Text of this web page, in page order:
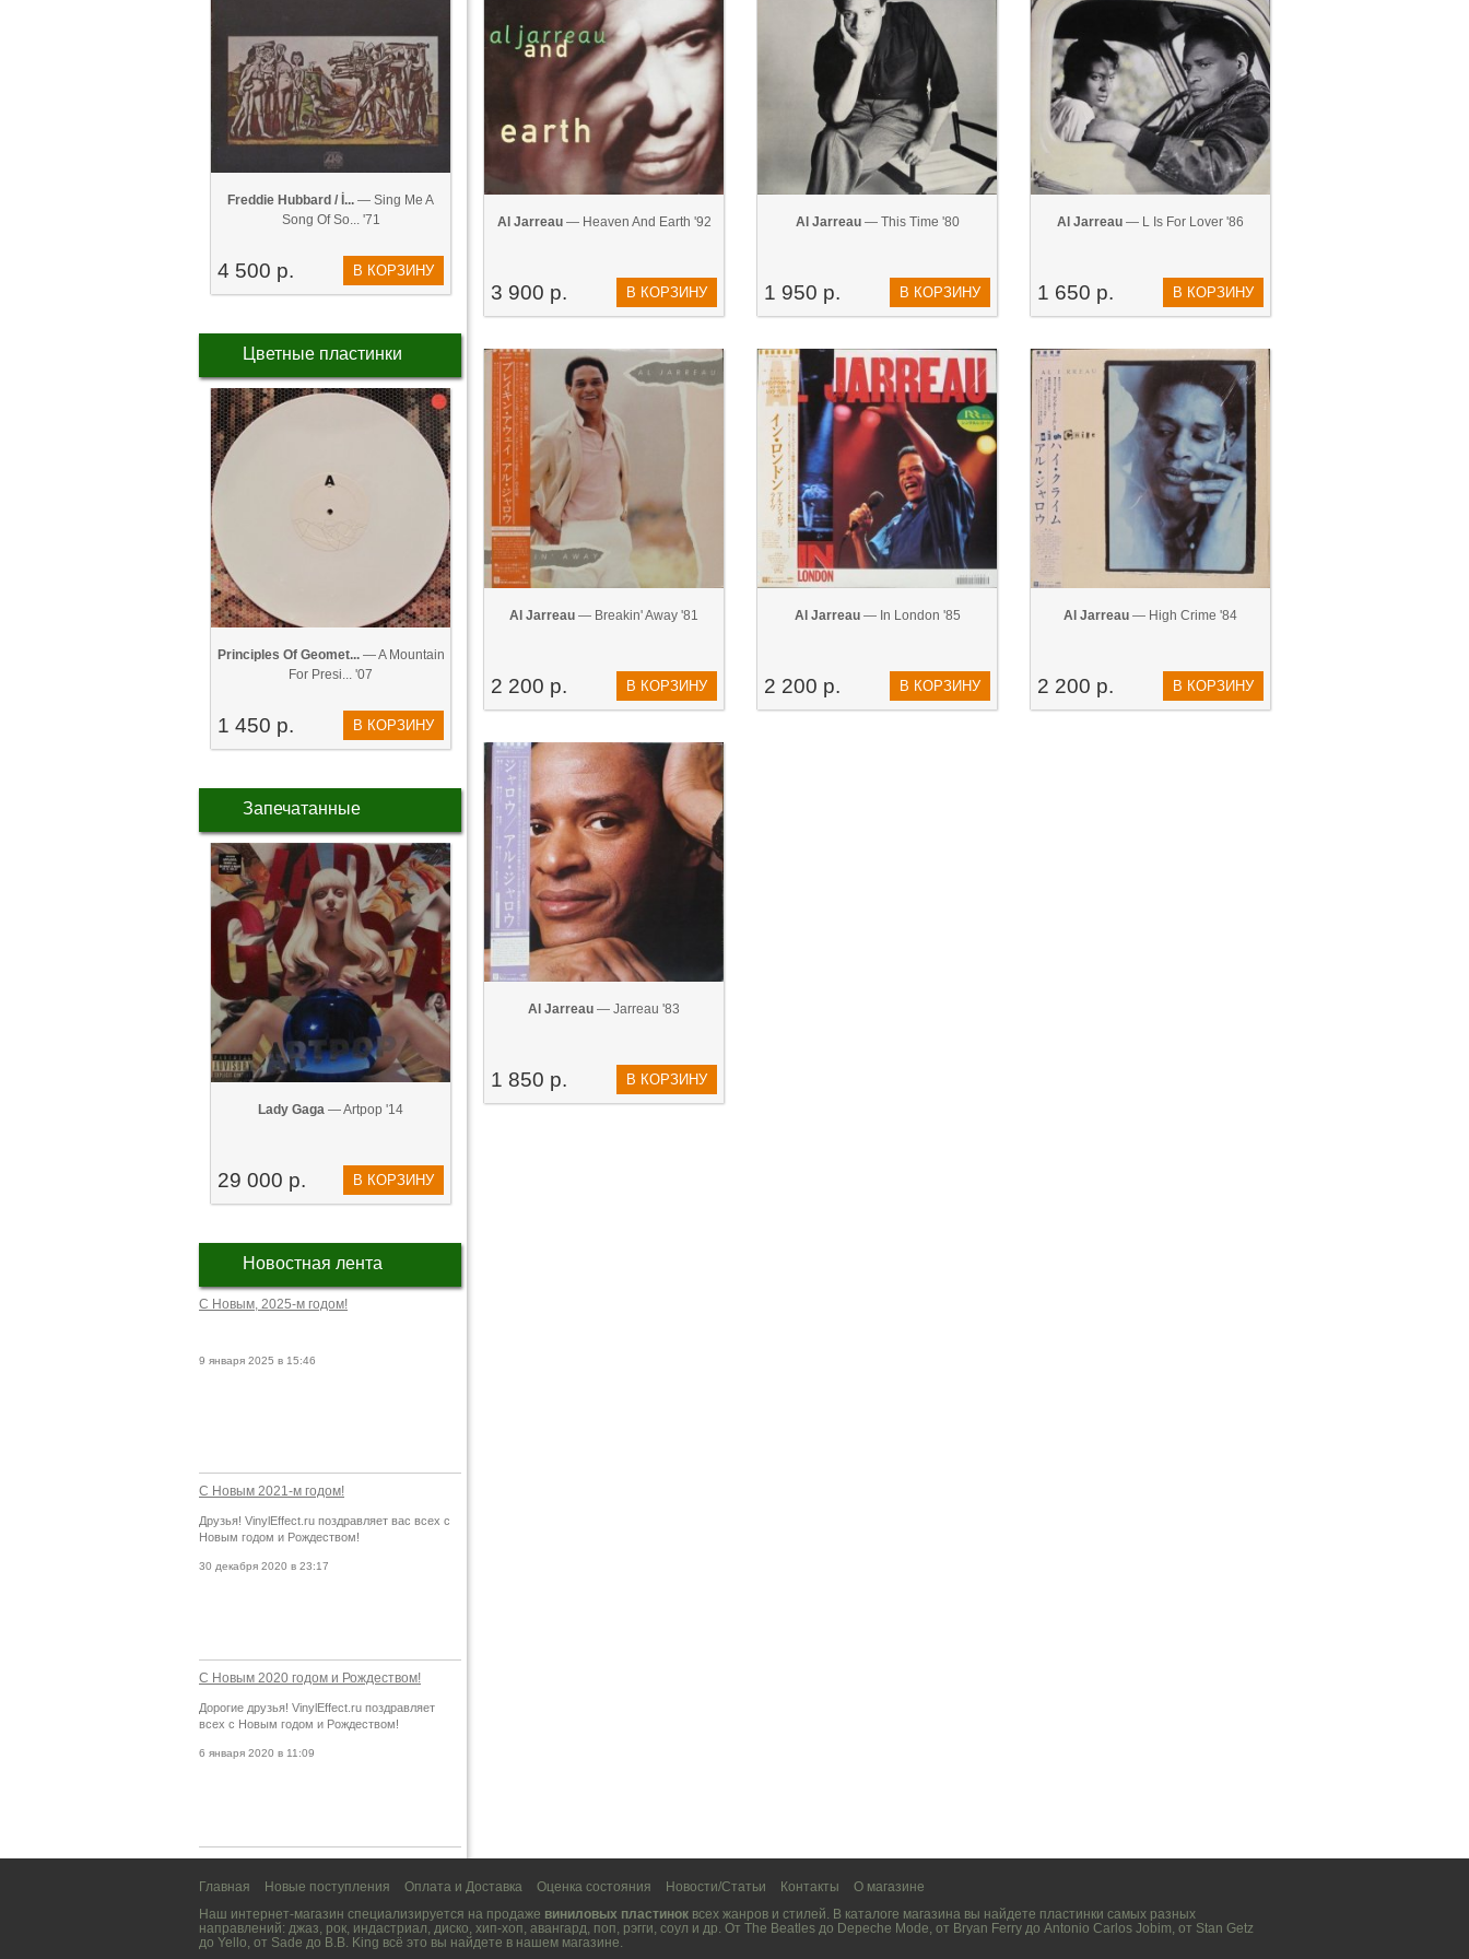
Freddie Hubbard / İ... — Sing Me A
Song Of So... '71
4 500 р. В КОРЗИНУ
Цветные пластинки
Principles Of Geomet...— A Mountain
For Presi... '07
1 450 р. В КОРЗИНУ
Запечатанные
Lady Gaga — Artpop '14
29 000 р. В КОРЗИНУ
Новостная лента
С Новым, 2025-м годом!
9 января 2025 в 15:46
С Новым 2021-м годом!
Друзья! VinylEffect.ru поздравляет вас всех с
Новым годом и Рождеством!
30 декабря 2020 в 23:17
С Новым 2020 годом и Рождеством!
Дорогие друзья! VinylEffect.ru поздравляет
всех с Новым годом и Рождеством!
6 января 2020 в 11:09
Al Jarreau— Heaven And Earth '92
3 900 р. В КОРЗИНУ
Al Jarreau— This Time '80
1 950 р. В КОРЗИНУ
Al Jarreau — L Is For Lover '86
1 650 р. В КОРЗИНУ
Al Jarreau — Breakin' Away '81
2 200 р. В КОРЗИНУ
Al Jarreau— In London '85
2 200 р. В КОРЗИНУ
Al Jarreau — High Crime '84
2 200 р. В КОРЗИНУ
Al Jarreau — Jarreau '83
1 850 р. В КОРЗИНУ
Главная Новые поступления Оплата и Доставка Оценка состояния Новости/Статьи Контакты
О магазине
Наш интернет-магазин специализируется на продаже виниловых пластинок всех жанров и стилей. В каталоге магазина вы найдете пластинки самых разных
направлений: джаз, рок, индастриал, диско, хип-хоп, авангард, поп, рэгги, соул и др. От The Beatles до Depeche Mode, от Bryan Ferry до Antonio Carlos Jobim, от Stan Getz
до Yello, от Sade до B.B. King всё это вы найдете в нашем магазине.